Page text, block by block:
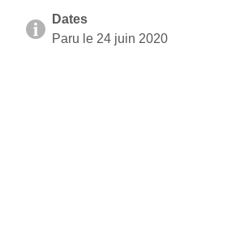
Dates
Paru le 24 juin 2020